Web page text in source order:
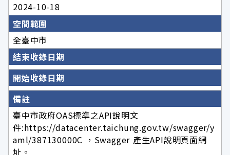
2024-10-18
空間範圍
全臺中市
結束收錄日期
開始收錄日期
備註
臺中市政府OAS標準之API說明文
件:https://datacenter.taichung.gov.tw/swagger/y
aml/387130000C ，Swagger 產生API說明頁面網
址。